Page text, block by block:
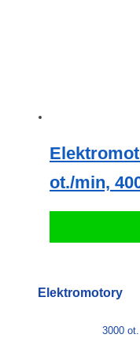
ot./min,
Elektromotory
3000